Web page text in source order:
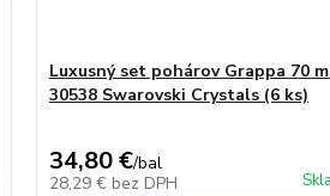
Luxusný set pohárov Grappa 70
30538 Swarovski Crystals (6 ks)
34,80 €/bal
28,29 € bez DPH